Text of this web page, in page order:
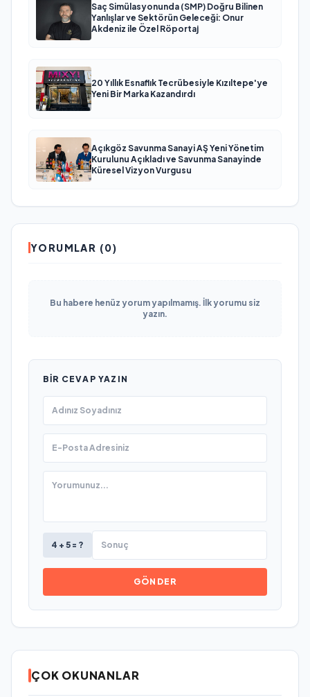
Saç Simülasyonunda (SMP) Doğru Bilinen
Yanlışlar ve Sektörün Geleceği: Onur
Akdeniz ile Özel Röportaj
20 Yıllık Esnaflık Tecrübesiyle Kızıltepe'ye
Yeni Bir Marka Kazandırdı
Açıkgöz Savunma Sanayi AŞ Yeni Yönetim
Kurulunu Açıkladı ve Savunma Sanayinde
Küresel Vizyon Vurgusu
YORUMLAR (0)
Bu habere henüz yorum yapılmamış. İlk yorumu siz
yazın.
BIR CEVAP YAZIN
4 + 5 = ?
GÖNDER
ÇOK OKUNANLAR